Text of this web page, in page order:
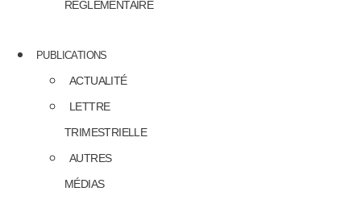
RÉGLEMENTAIRE
PUBLICATIONS
ACTUALITÉ
LETTRE
TRIMESTRIELLE
AUTRES
MÉDIAS